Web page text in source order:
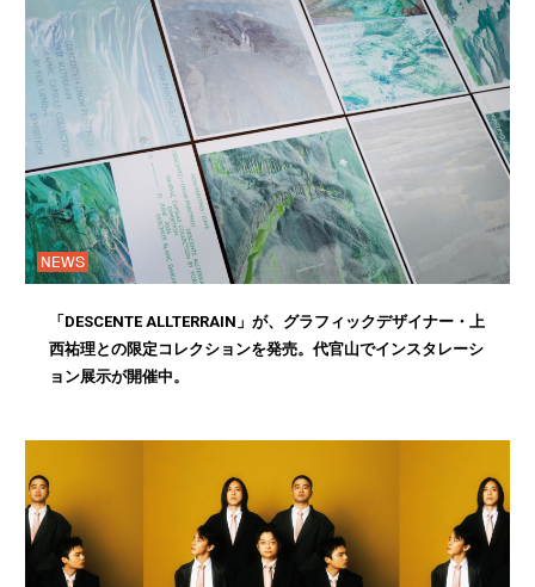
NEWS
「DESCENTE ALLTERRAIN」が、グラフィックデザイナー・上
西祐理との限定コレクションを発売。代官山でインスタレーシ
ョン展示が開催中。